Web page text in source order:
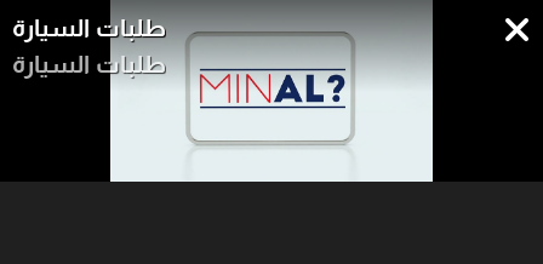
طلبات السيارة
طلبات السيارة